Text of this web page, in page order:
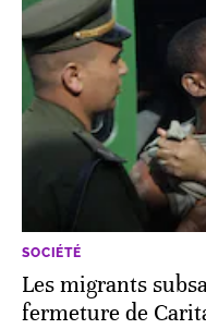
SOCIÉTÉ
Les migrants
fermeture de